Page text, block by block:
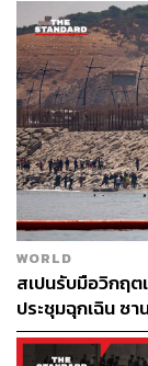
WORLD
สเปนรับมือวิกฤ
ประชุมฉุกเฉิน ซา